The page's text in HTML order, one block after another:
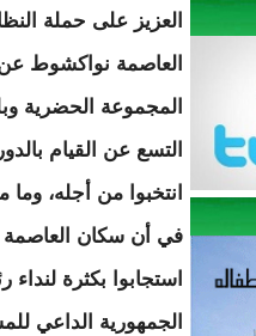
العزيز على حملة
العاصمة نواكشوط
المجموعة الحضرية
التسع عن القيام
انتخبوا من أجله،
في أن سكان العاصمة
استجابوا بكثرة لنداء
الجمهورية الداعي